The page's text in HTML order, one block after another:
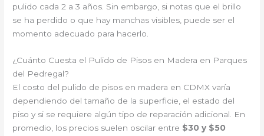
pulido cada 2 a 3 años. Sin embargo, si notas que el brillo
se ha perdido o que hay manchas visibles, puede ser el
momento adecuado para hacerlo.
¿Cuánto Cuesta el Pulido de Pisos en Madera en Parques
del Pedregal?
El costo del pulido de pisos en madera en CDMX varía
dependiendo del tamaño de la superficie, el estado del
piso y si se requiere algún tipo de reparación adicional. En
promedio, los precios suelen oscilar entre $30 y $50